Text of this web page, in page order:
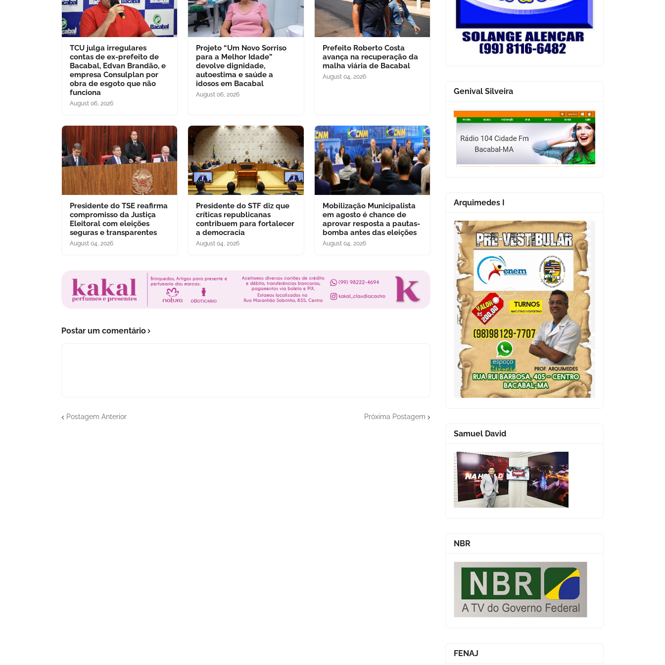
TCU julga irregulares
contas de ex-prefeito de
Bacabal, Edvan Brandão, e
empresa Consulplan por
obra de esgoto que não
funciona
August 06, 2026
Projeto “Um Novo Sorriso
para a Melhor Idade”
devolve dignidade,
autoestima e saúde a
idosos em Bacabal
August 06, 2026
Prefeito Roberto Costa
avança na recuperação da
malha viária de Bacabal
August 04, 2026
Presidente do TSE reafirma
compromisso da Justiça
Eleitoral com eleições
seguras e transparentes
August 04, 2026
Presidente do STF diz que
críticas republicanas
contribuem para fortalecer
a democracia
August 04, 2026
Mobilização Municipalista
em agosto é chance de
aprovar resposta a pautas-
bomba antes das eleições
August 04, 2026
Postar um comentário
Postagem Anterior Próxima Postagem
Genival Silveira
Arquimedes I
Samuel David
NBR
FENAJ